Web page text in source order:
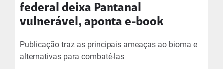
federal deixa Pantanal
vulnerável, aponta e-book
Publicação traz as principais ameaças ao bioma e
alternativas para combatê-las